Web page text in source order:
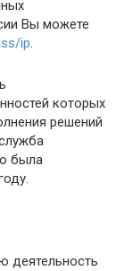
Вы можете
ip
которых
решений
была
деятельность